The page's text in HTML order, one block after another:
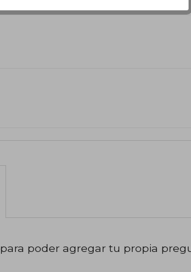
para poder agregar tu propia